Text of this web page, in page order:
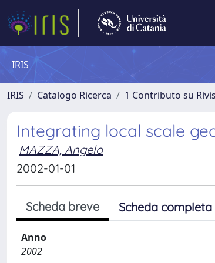
IRIS
IRIS Catalogo Ricerca 1 Contributo su
Integrating local scale
MAZZA, Angelo
2002-01-01
Scheda breve Scheda completa
Anno
2002